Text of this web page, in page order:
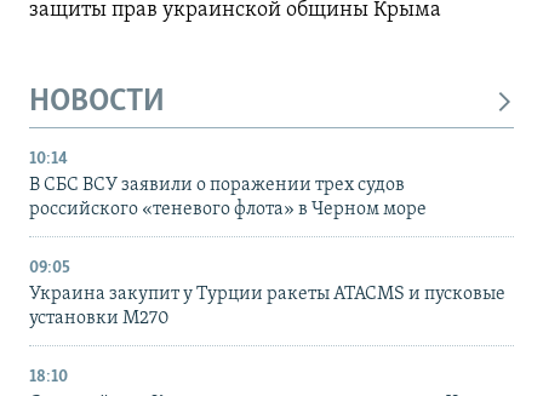
защиты прав украинской общины Крыма
НОВОСТИ
10:14
В СБС ВСУ заявили о поражении трех судов
российского «теневого флота» в Черном море
09:05
Украина закупит у Турции ракеты ATACMS и пусковые
установки M270
18:10